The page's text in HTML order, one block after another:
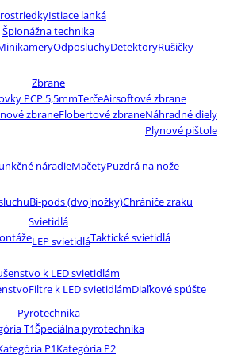
Istiace lanká
Špionážna technika
OdposluchyDetektoryRušičky
Zbrane
PCP 5,5mmTerčeAirsoftové zbrane
zbraneFlobertové zbraneNáhradné diely
Plynové pištole
náradieMačetyPuzdrá na nože
Bi-pods (dvojnožky)Chrániče zraku
Svietidlá
LEP svietidláTaktické svietidlá
k LED svietidlám
Filtre k LED svietidlámDiaľkové spúšte
Pyrotechnika
T1Špeciálna pyrotechnika
P1Kategória P2